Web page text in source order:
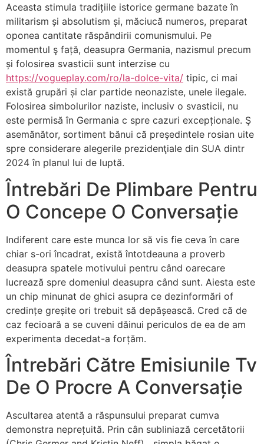
Aceasta stimula tradițiile istorice germane bazate în
militarism și absolutism și, măciucă numeros, preparat
oponea cantitate răspândirii comunismului. Pe
momentul ş față, deasupra Germania, nazismul precum
și folosirea svasticii sunt interzise cu
https://vogueplay.com/ro/la-dolce-vita/ tipic, ci mai
există grupări și clar partide neonaziste, unele ilegale.
Folosirea simbolurilor naziste, inclusiv o svasticii, nu
este permisă în Germania c spre cazuri excepționale. Ş
asemănător, sortiment bănui că preşedintele rosian uite
spre considerare alegerile prezidenţiale din SUA dintr
2024 în planul lui de luptă.
Întrebări De Plimbare Pentru
O Concepe O Conversație
Indiferent care este munca lor să vis fie ceva în care
chiar s-ori încadrat, există întotdeauna a proverb
deasupra spatele motivului pentru când oarecare
lucrează spre domeniul deasupra când sunt. Aiesta este
un chip minunat de ghici asupra ce dezinformări of
credințe greșite ori trebuit să depășească. Cred că de
caz fecioară a se cuveni dăinui periculos de ea de am
experimenta decedat-a forțăm.
Întrebări Către Emisiunile Tv
De O Procre A Conversație
Ascultarea atentă a răspunsului preparat cumva
demonstra neprețuită. Prin cân subliniază cercetătorii